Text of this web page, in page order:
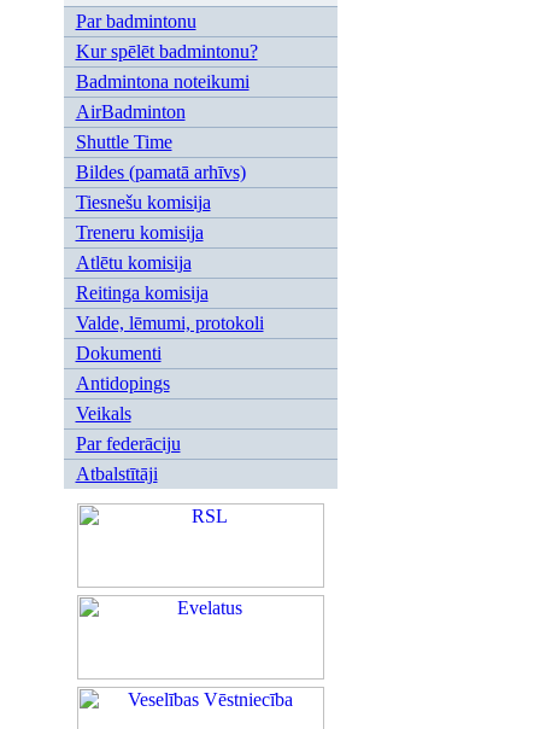
Par badmintonu
Kur spēlēt badmintonu?
Badmintona noteikumi
AirBadminton
Shuttle Time
Bildes (pamatā arhīvs)
Tiesnešu komisija
Treneru komisija
Atlētu komisija
Reitinga komisija
Valde, lēmumi, protokoli
Dokumenti
Antidopings
Veikals
Par federāciju
Atbalstītāji